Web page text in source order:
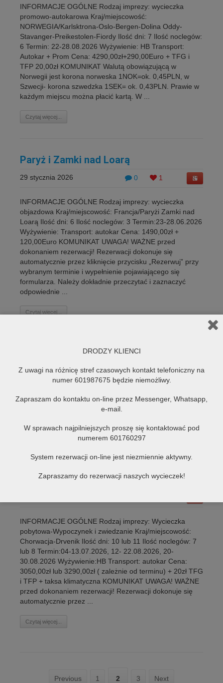
INFORMACJE OGÓLNE Rodzaj imprezy: wycieczka
promowo-autokarowa Kraj/miejscowość:
NORWEGIA/Karlsktrona-Oslo-Bergen-Dolina Oddy-
Stavanger-Preikestolen-Fiordy Ilość dni: 7 Ilość noclegów:
6 Termin: 22-28.08.2026 Wyżywienie: HB Transport:
Autokar + Prom Cena: 4290,00zł+290,00Euro + TFG i
TFP 20,00zł KOMUNIKAT Walutą obowiązującą w
Norwegii jest korona norweska 1NOK=ok. 0,45PLN, w
Szwecji- korona szwedzka 1SEK= ok. 0,43PLN. Prawie w
każdym miejscu można płacić kartą. W ...
Czytaj więcej...
Paryż i Zamki nad Loarą
0 1
29 stycznia 2026
INFORMACJE OGÓLNE Rodzaj imprezy: wycieczka
objazdowa Kraj/miejscowość: Francja/Paryżi Zamki nad
Loarą Ilość dni: 6 Ilość noclegów: 3 Termin:23-28.06.2026
Wyżywienie: Transport: autokar Cena: 1490,00zł +
120,00Euro KOMUNIKAT UWAGA! WAŻNE przed
dokonaniem rezerwacji! Rezerwacji dokonuje się
automatycznie przez kliknięcie przycisku „Rezerwuj” przy
wybranym terminie i wypełnienie pojawiającego się
formularza. Należy dokładnie przeczytać i zaznaczyć
odpowiednie ...
Czytaj więcej...
zwiedzanie 11 dni
INFORMACJE OGÓLNE Rodzaj imprezy: Wycieczka
pobytowa-Wypoczynek i zwiedzanie Kraj/miejscowość:
Chorwacja-Drvenik Ilość dni: 10 lub 11 Ilość noclegów: 7
lub 8 Termin:04-13.07.2026, 12- 22.08.2026, 20-
30.08.2026 Wyżywienie:HB Transport: autokar Cena:
3050,00zł lub 3290,00zł ( zależnie od terminu) + 20zł TFG
i TFP + taksa klimatyczna KOMUNIKAT UWAGA! WAŻNE
przed dokonaniem rezerwacji! Rezerwacji dokonuje się
automatycznie przez ...
Czytaj więcej...
Previous 1 2 3 Next
DRODZY KLIENCI
Z uwagi na różnicę stref czasowych kontakt telefoniczny na
numer 601987675 będzie niemożliwy.
Zapraszam do kontaktu on-line przez Messenger, Whatsapp,
e-mail.
W sprawach najpilniejszych proszę się kontaktować pod
numerem 601760297
System rezerwacji on-line jest niezmiennie aktywny.
Zapraszamy do rezerwacji naszych wycieczek!